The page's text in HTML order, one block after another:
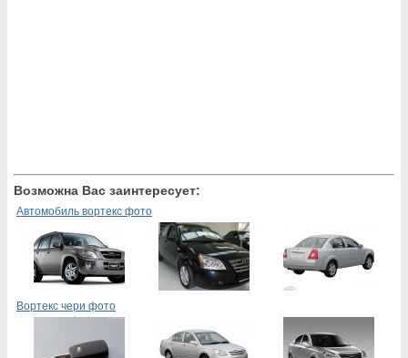
Возможна Вас заинтересует:
Автомобиль вортекс фото
Вортекс чери фото